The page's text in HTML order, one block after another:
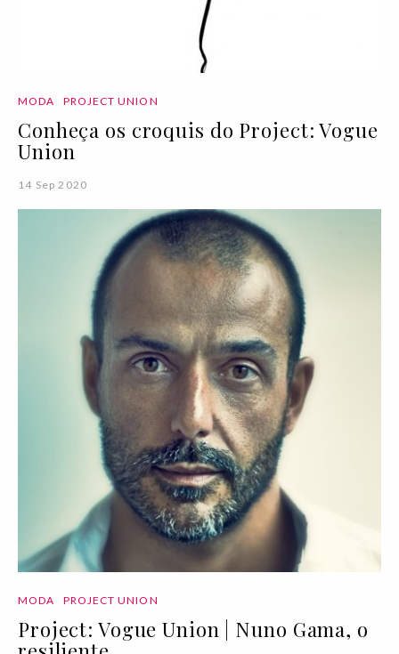
MODA PROJECT UNION
Conheça os croquis do Project: Vogue
Union
14 Sep 2020
MODA PROJECT UNION
Project: Vogue Union | Nuno Gama, o